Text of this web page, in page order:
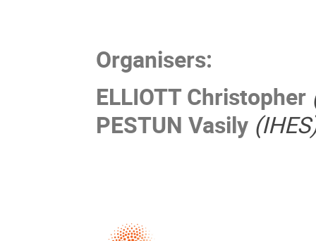
Organisers:
ELLIOTT Christopher
PESTUN Vasily